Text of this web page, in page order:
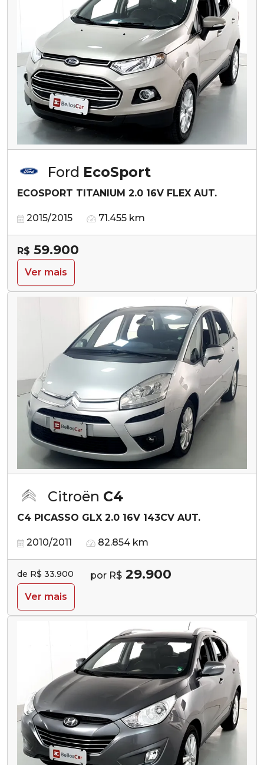
Ford EcoSport
ECOSPORT TITANIUM 2.0 16V FLEX AUT.
2015/2015 71.455 km
R$ 59.900
Ver mais
Citroën C4
C4 PICASSO GLX 2.0 16V 143CV AUT.
2010/2011 82.854 km
de R$ 33.900 por R$ 29.900
Ver mais